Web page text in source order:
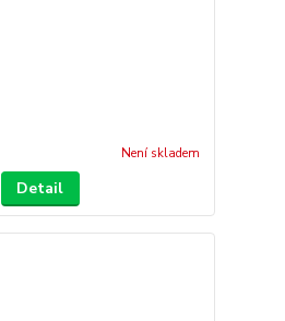
Není skladem
Detail